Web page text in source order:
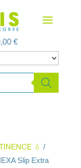
€
💧 /
Slip Extra